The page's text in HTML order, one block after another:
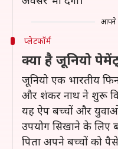
आपने
प्लेटफॉर्म
क्या है जूनियो
जूनियो एक भारतीय
और शंकर नाथ ने शुरू
यह ऐप बच्चों और
उपयोग सिखाने के लिए
पिता अपने बच्चों को